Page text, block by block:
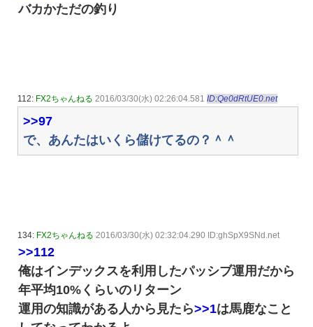
バカかただの釣り
112: FX2ちゃんねる 2016/03/30(水) 02:26:04.581 ID:Qe0dRtUE0.net
>>97
で、あんたはいくら儲けてるの？＾＾
134: FX2ちゃんねる 2016/03/30(水) 02:32:04.290 ID:ghSpX9SNd.net
>>112
俺はインデックスを利用したパッシブ運用だから
年平均10%くらいのリターン
運用の知識がある人から見たら>>1は馬鹿なこと